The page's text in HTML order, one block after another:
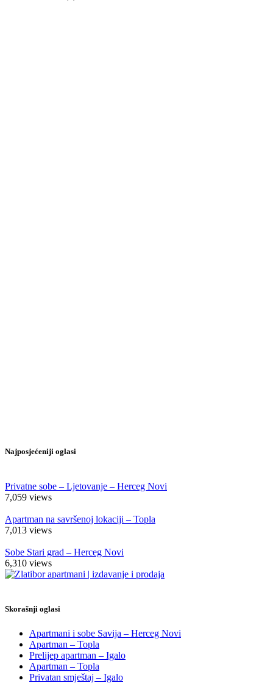
Najposjećeniji oglasi
Privatne sobe – Ljetovanje – Herceg Novi
7,059 views
Apartman na savršenoj lokaciji – Topla
7,013 views
Sobe Stari grad – Herceg Novi
6,310 views
Skorašnji oglasi
Apartmani i sobe Savija – Herceg Novi
Apartman – Topla
Prelijep apartman – Igalo
Apartman – Topla
Privatan smještaj – Igalo